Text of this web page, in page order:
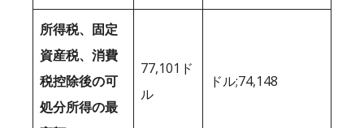
所得税、固定
資産税、消費
税控除後の可
処分所得の最
77,101ド
ル
ドル;74,148